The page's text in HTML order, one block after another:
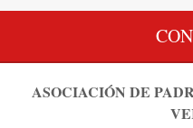
ASOCIACIÓN DE